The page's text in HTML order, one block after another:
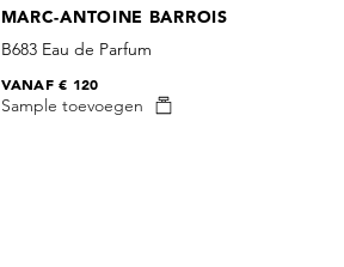
MARC-ANTOINE BARROIS
B683 Eau de Parfum
Sample toevoegen
VANAF€ 120